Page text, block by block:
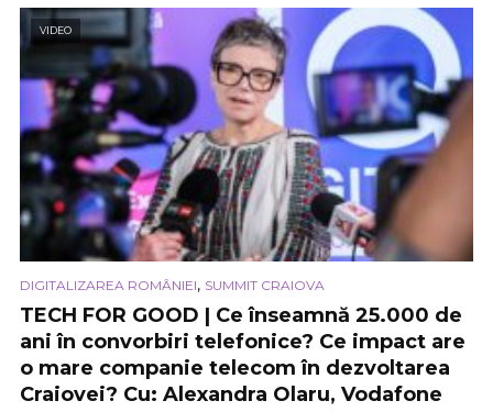
VIDEO
DIGITALIZAREA ROMÂNIEI, SUMMIT CRAIOVA
TECH FOR GOOD | Ce înseamnă 25.000 de
ani în convorbiri telefonice? Ce impact are
o mare companie telecom în dezvoltarea
Craiovei? Cu: Alexandra Olaru, Vodafone